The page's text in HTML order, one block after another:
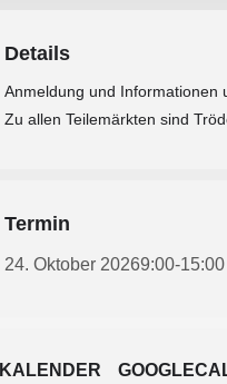
Details
Anmeldung und Informationen
Zu allen Teilemärkten sind
Termin
24. Oktober 20269:00-15:00
KALENDER